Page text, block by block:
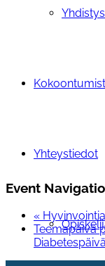
Yhteystiedot
Event
«
Teemapäivä